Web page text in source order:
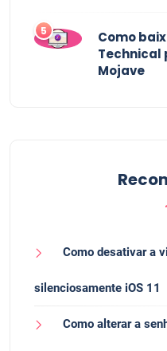
5
Como
Technical
Mojave
Como desativar a
silenciosamente iOS 11
Como alterar a